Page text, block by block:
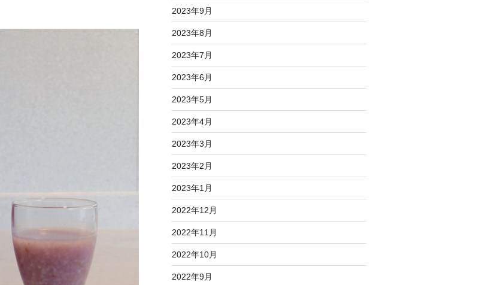
2023年9月
2023年8月
2023年7月
2023年6月
2023年5月
2023年4月
2023年3月
2023年2月
2023年1月
2022年12月
2022年11月
2022年10月
2022年9月